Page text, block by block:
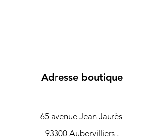
Adresse boutique
65 avenue Jean Jaurès
93300 Aubervilliers ,